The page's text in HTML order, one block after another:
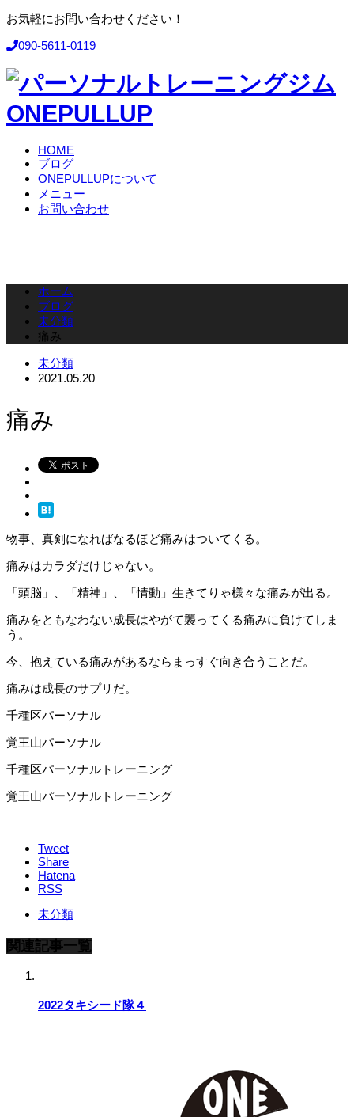
お気軽にお問い合わせください！
090-5611-0119
HOME
ブログ
ONEPULLUPについて
メニュー
お問い合わせ
ホーム
ブログ
未分類
痛み
未分類
2021.05.20
痛み
物事、真剣になればなるほど痛みはついてくる。
痛みはカラダだけじゃない。
「頭脳」、「精神」、「情動」生きてりゃ様々な痛みが出る。
痛みをともなわない成長はやがて襲ってくる痛みに負けてしま
う。
今、抱えている痛みがあるならまっすぐ向き合うことだ。
痛みは成長のサプリだ。
千種区パーソナル
覚王山パーソナル
千種区パーソナルトレーニング
覚王山パーソナルトレーニング
Tweet
Share
Hatena
RSS
未分類
関連記事一覧
2022タキシード隊４